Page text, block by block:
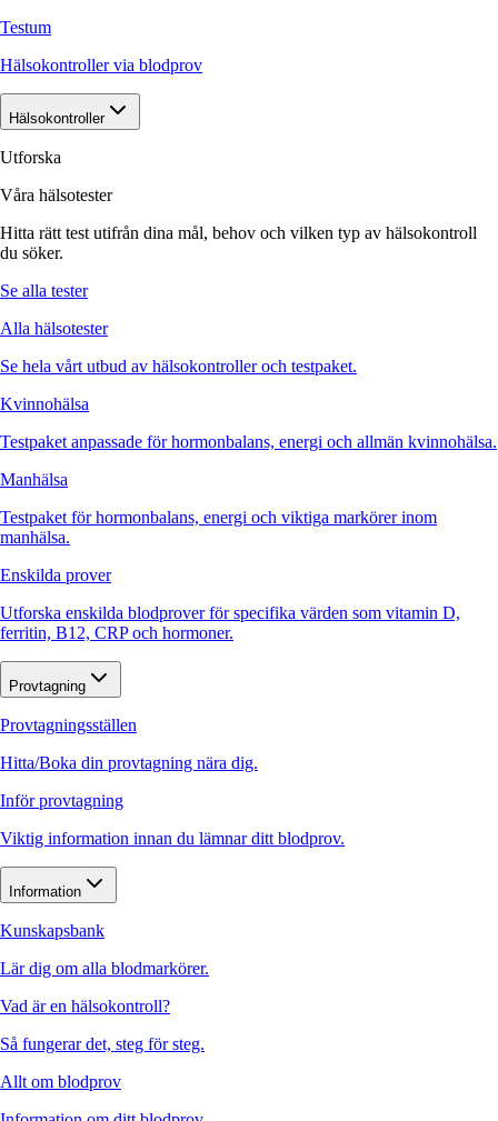
Testum
Hälsokontroller via blodprov
Hälsokontroller
Utforska
Våra hälsotester
Hitta rätt test utifrån dina mål, behov och vilken typ av hälsokontroll
du söker.
Se alla tester
Alla hälsotester
Se hela vårt utbud av hälsokontroller och testpaket.
Kvinnohälsa
Testpaket anpassade för hormonbalans, energi och allmän kvinnohälsa.
Manhälsa
Testpaket för hormonbalans, energi och viktiga markörer inom
manhälsa.
Enskilda prover
Utforska enskilda blodprover för specifika värden som vitamin D,
ferritin, B12, CRP och hormoner.
Provtagning
Provtagningsställen
Hitta/Boka din provtagning nära dig.
Inför provtagning
Viktig information innan du lämnar ditt blodprov.
Information
Kunskapsbank
Lär dig om alla blodmarkörer.
Vad är en hälsokontroll?
Så fungerar det, steg för steg.
Allt om blodprov